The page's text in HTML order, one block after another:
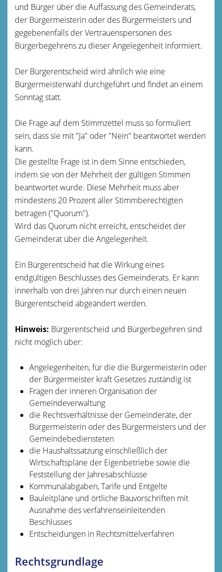
und Bürger über die Auffassung des Gemeinderats,
der Bürgermeisterin oder des Bürgermeisters und
gegebenenfalls der Vertrauenspersonen des
Bürgerbegehrens zu dieser Angelegenheit informiert.
Der Bürgerentscheid wird ähnlich wie eine
Bürgermeisterwahl durchgeführt und findet an einem
Sonntag statt.
Die Frage auf dem Stimmzettel muss so formuliert
sein, dass sie mit "Ja" oder "Nein" beantwortet werden
kann.
Die gestellte Frage ist in dem Sinne entschieden,
indem sie von der Mehrheit der gültigen Stimmen
beantwortet wurde. Diese Mehrheit muss aber
mindestens 20 Prozent aller Stimmberechtigten
betragen ("Quorum").
Wird das Quorum nicht erreicht, entscheidet der
Gemeinderat über die Angelegenheit.
Ein Bürgerentscheid hat die Wirkung eines
endgültigen Beschlusses des Gemeinderats. Er kann
innerhalb von drei Jahren nur durch einen neuen
Bürgerentscheid abgeändert werden.
Hinweis: Bürgerentscheid und Bürgerbegehren sind
nicht möglich über:
Angelegenheiten, für die die Bürgermeisterin oder
der Bürgermeister kraft Gesetzes zuständig ist
Fragen der inneren Organisation der
Gemeindeverwaltung
die Rechtsverhältnisse der Gemeinderäte, der
Bürgermeisterin oder des Bürgermeisters und der
Gemeindebediensteten
die Haushaltssatzung einschließlich der
Wirtschaftspläne der Eigenbetriebe sowie die
Feststellung der Jahresabschlüsse
Kommunalabgaben, Tarife und Entgelte
Bauleitpläne und örtliche Bauvorschriften mit
Ausnahme des verfahrenseinleitenden
Beschlusses
Entscheidungen in Rechtsmittelverfahren
Rechtsgrundlage